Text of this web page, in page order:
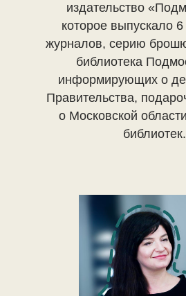
издательство
которое выпускало
журналов, серию
библиотека
информирующих о
Правительства,
о Московской
библиотек.